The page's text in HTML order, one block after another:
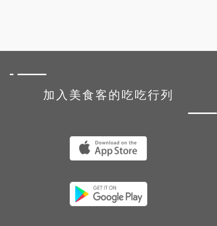
加入美食客的吃吃行列